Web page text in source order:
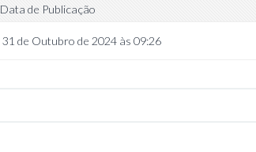
Data de Publicação
31 de Outubro de 2024 às 09:26